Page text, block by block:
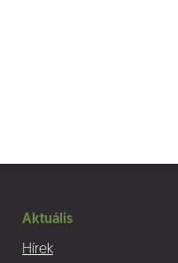
Aktuális
Hírek